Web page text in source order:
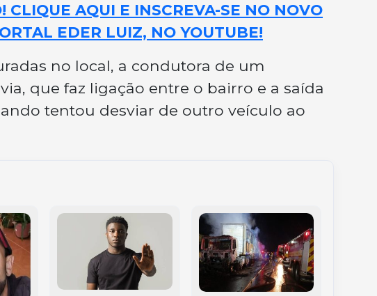
CLIQUE AQUI E INSCREVA-SE NO NOVO
EDER LUIZ, NO YOUTUBE!
no local, a condutora de um
que faz ligação entre o bairro e a saída
tentou desviar de outro veículo ao